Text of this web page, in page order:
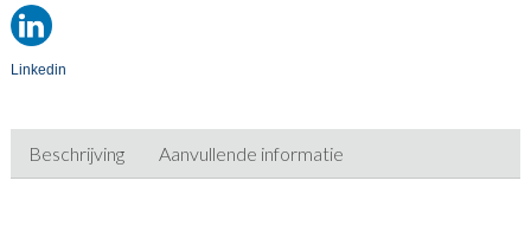
Linkedin
Beschrijving Aanvullende informatie